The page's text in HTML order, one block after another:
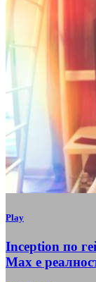
Play
Inception по
Max е